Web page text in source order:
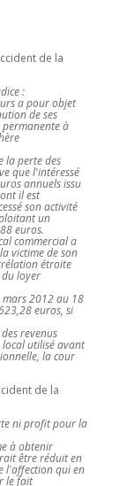
de la
:
a pour objet
de ses
permanente à
la perte des
que l'intéressé
annuels issu
il est
son activité
un
euros.
commercial a
victime de son
étroite
loyer
2012 au 18
euros, si
revenus
local utilisé avant
la cour
de la
ni profit pour la
à obtenir
être réduit en
l'affection qui en
le fait